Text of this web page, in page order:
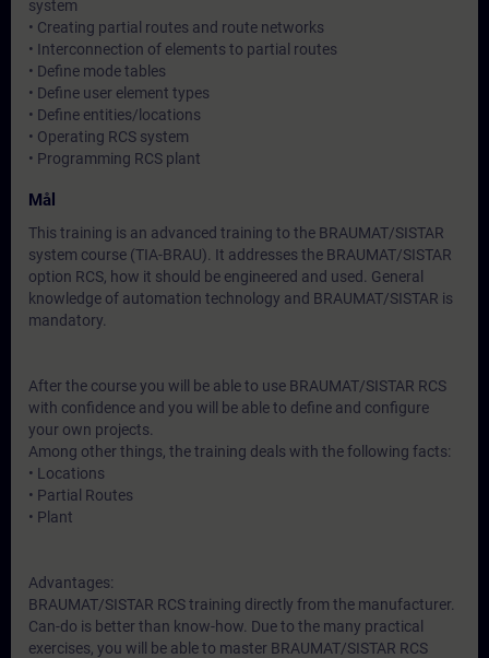
system
• Creating partial routes and route networks
• Interconnection of elements to partial routes
• Define mode tables
• Define user element types
• Define entities/locations
• Operating RCS system
• Programming RCS plant
Mål
This training is an advanced training to the BRAUMAT/SISTAR
system course (TIA-BRAU). It addresses the BRAUMAT/SISTAR
option RCS, how it should be engineered and used. General
knowledge of automation technology and BRAUMAT/SISTAR is
mandatory.
After the course you will be able to use BRAUMAT/SISTAR RCS
with confidence and you will be able to define and configure
your own projects.
Among other things, the training deals with the following facts:
• Locations
• Partial Routes
• Plant
Advantages:
BRAUMAT/SISTAR RCS training directly from the manufacturer.
Can-do is better than know-how. Due to the many practical
exercises, you will be able to master BRAUMAT/SISTAR RCS